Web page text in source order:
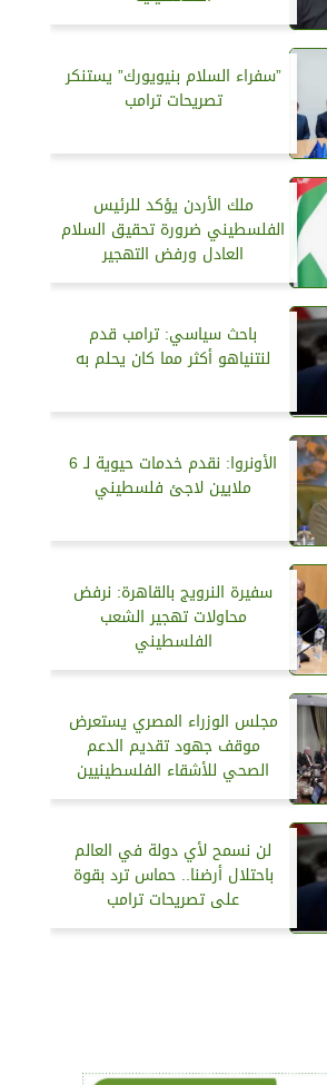
”سفراء السلام بنيويورك” يستنكر
تصريحات ترامب
ملك الأردن يؤكد للرئيس
الفلسطيني ضرورة تحقيق السلام
العادل ورفض التهجير
باحث سياسي: ترامب قدم
لنتنياهو أكثر مما كان يحلم به
الأونروا: نقدم خدمات حيوية لـ 6
ملايين لاجئ فلسطيني
سفيرة النرويج بالقاهرة: نرفض
محاولات تهجير الشعب
الفلسطيني
مجلس الوزراء المصري يستعرض
موقف جهود تقديم الدعم
الصحي للأشقاء الفلسطينيين
لن نسمح لأي دولة في العالم
باحتلال أرضنا.. حماس ترد بقوة
على تصريحات ترامب